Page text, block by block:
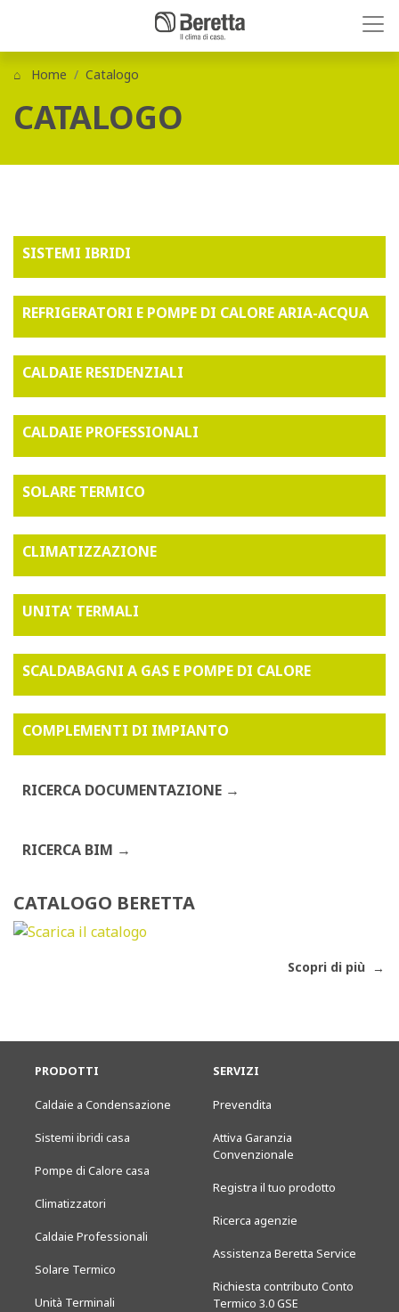
Home Catalogo
CATALOGO
SISTEMI IBRIDI
REFRIGERATORI E POMPE DI CALORE ARIA-ACQUA
CALDAIE RESIDENZIALI
CALDAIE PROFESSIONALI
SOLARE TERMICO
CLIMATIZZAZIONE
UNITA' TERMALI
SCALDABAGNI A GAS E POMPE DI CALORE
COMPLEMENTI DI IMPIANTO
RICERCA DOCUMENTAZIONE
RICERCA BIM
CATALOGO BERETTA
Scopri di più
PRODOTTI
Caldaie a Condensazione
Sistemi ibridi casa
Pompe di Calore casa
Climatizzatori
Caldaie Professionali
Solare Termico
Unità Terminali
SERVIZI
Prevendita
Attiva Garanzia
Convenzionale
Registra il tuo prodotto
Ricerca agenzie
Assistenza Beretta Service
Richiesta contributo Conto
Termico 3.0 GSE